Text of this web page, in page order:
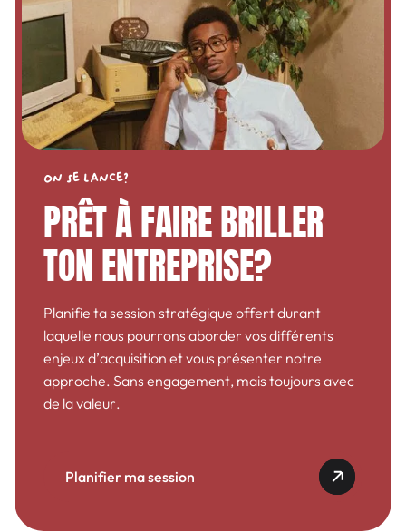
PIERRE LÉVESQUE
PDG@VitrXpert
Marek a parfaitement compris nos objectifs ainsi que les
les campagnes en fonction des particularités
territoriales et des comportements d’achat propres à
notre industrie, ce qui n’est pas toujours chose facile.
Avec son approche proactive ainsi que ses
investissements en conservant un coût par conversion
faible.
On se lance?
PRÊT À FAIRE BRILLER
TON ENTREPRISE?
Planifie ta session stratégique offert durant
laquelle nous pourrons aborder vos différents
enjeux d’acquisition et vous présenter notre
approche. Sans engagement, mais toujours avec
de la valeur.
Planifier ma session